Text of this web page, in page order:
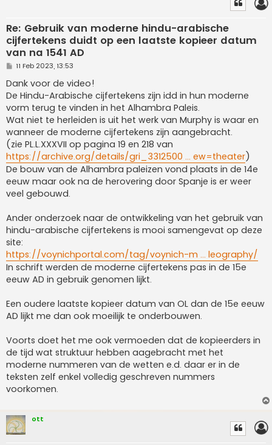
Re: Gebruik van moderne hindu-arabische
cijfertekens duidt op een laatste kopieer datum
van na 1541 AD
P
s
t
11 Feb 2023, 13:53
Dank voor de video!
De Hindu-Arabische cijfertekens zijn idd in hun moderne
vorm terug te vinden in het Alhambra Paleis.
Wat niet te herleiden is uit het werk van Murphy is waar en
wanneer de moderne cijfertekens zijn aangebracht.
(zie PL.L.XXXVII op pagina 19 en 218 van
https://archive.org/details/gri_3312500 ... ew=theater)
De bouw van de Alhambra paleizen vond plaats in de 14e
eeuw maar ook na de herovering door Spanje is er weer
veel gebouwd.
Ander onderzoek naar de ontwikkeling van het gebruik van
hindu-arabische cijfertekens is mooi samengevat op deze
site:
https://voynichportal.com/tag/voynich-m ... leography/
In schrift werden de moderne cijfertekens pas in de 15e
eeuw AD in gebruik genomen lijkt.
Een oudere laatste kopieer datum van OL dan de 15e eeuw
AD lijkt me dan ook moeilijk te onderbouwen.
Voorts doet het me ook vermoeden dat de kopieerders in
de tijd wat struktuur hebben aagebracht met het
moderne nummeren van de wetten e.d. daar er in de
teksten zelf enkel volledig geschreven nummers
voorkomen.
ott